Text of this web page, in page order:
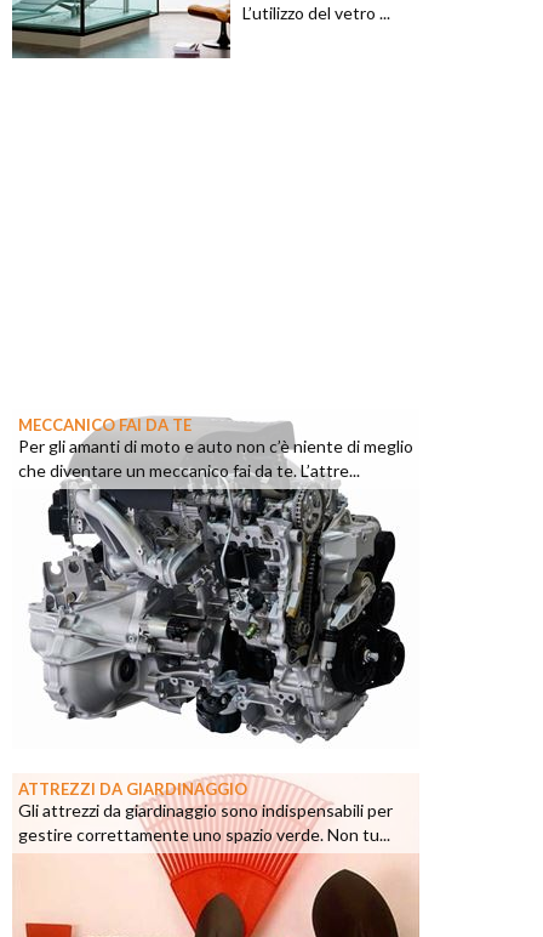
L’utilizzo del vetro ...
MECCANICO FAI DA TE
Per gli amanti di moto e auto non c’è niente di meglio
che diventare un meccanico fai da te. L’attre...
ATTREZZI DA GIARDINAGGIO
Gli attrezzi da giardinaggio sono indispensabili per
gestire correttamente uno spazio verde. Non tu...